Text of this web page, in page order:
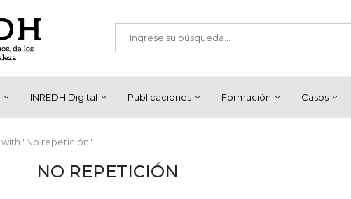
INREDH Digital Publicaciones Formación Casos
"No repetición"
NO REPETICIÓN